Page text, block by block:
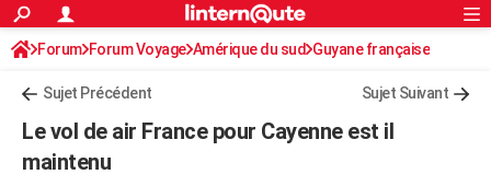
ACTUALITÉS
Politique
Société
Faits Divers
Education
Monde
Villes
+
Programme TV
Streaming
Cinéma
Sorties cinéma
Musique
FINANCE
Rechercher
S'inscrire
Connexion
Forum Forum Voyage Amérique du sud Guyane française
Sujet Précédent Sujet Suivant
Le vol de air France pour Cayenne est il
maintenu